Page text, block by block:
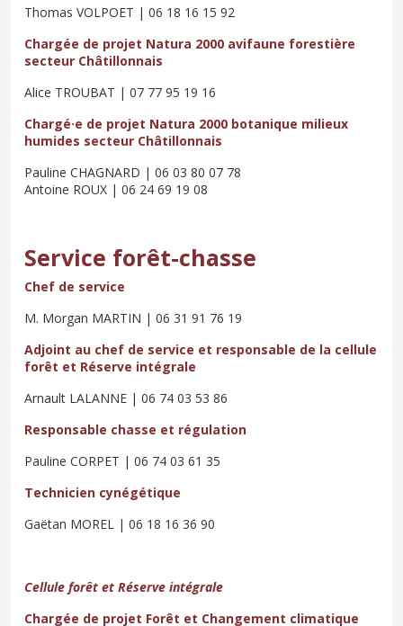
Thomas VOLPOET | 06 18 16 15 92
Chargée de projet Natura 2000 avifaune forestière
secteur Châtillonnais
Alice TROUBAT | 07 77 95 19 16
Chargé·e de projet Natura 2000 botanique milieux
humides secteur Châtillonnais
Pauline CHAGNARD | 06 03 80 07 78
Antoine ROUX | 06 24 69 19 08
Service forêt-chasse
Chef de service
M. Morgan MARTIN | 06 31 91 76 19
Adjoint au chef de service et responsable de la cellule
forêt et Réserve intégrale
Arnault LALANNE | 06 74 03 53 86
Responsable chasse et régulation
Pauline CORPET | 06 74 03 61 35
Technicien cynégétique
Gaëtan MOREL | 06 18 16 36 90
Cellule forêt et Réserve intégrale
Chargée de projet Forêt et Changement climatique